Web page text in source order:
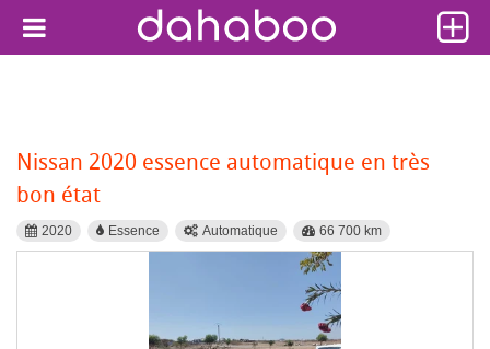
Nissan 2020 essence automatique en très
bon état
2020 Essence Automatique 66 700 km